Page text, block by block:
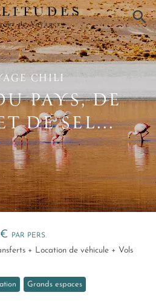
CHILI
PAYS, DE
DE SEL...
PAR PERS.
+ Location de véhicule + Vols
Grands espaces